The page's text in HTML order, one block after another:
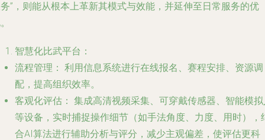
”，则能从根本上革新其模式与效能，并延伸至日常服务的优
智慧化比武平台：
流程管理： 利用信息系统进行在线报名、赛程安排、资源调
配，提高组织效率。
客观化评估： 集成高清视频采集、可穿戴传感器、智能模
等设备，实时捕捉操作细节（如手法角度、力度、用时），
合AI算法进行辅助分析与评分，减少主观偏差，使评估更科